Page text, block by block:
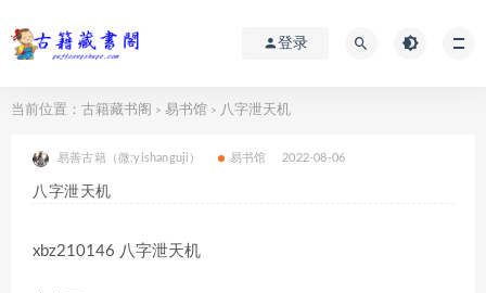
登录
当前位置： 古籍藏书阁 > 易书馆 > 八字泄天机
易善古籍（微:yishanguji） 易书馆 2022-08-06
八字泄天机
xbz210146 八字泄天机